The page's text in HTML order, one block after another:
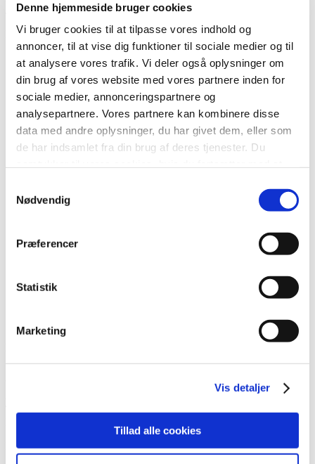
Denne hjemmeside bruger cookies
Vi bruger cookies til at tilpasse vores indhold og
annoncer, til at vise dig funktioner til sociale medier og til
at analysere vores trafik. Vi deler også oplysninger om
din brug af vores website med vores partnere inden for
sociale medier, annonceringspartnere og
analysepartnere. Vores partnere kan kombinere disse
data med andre oplysninger, du har givet dem, eller som
de har indsamlet fra din brug af deres tjenester. Du
Nødvendig
Præferencer
Statistik
Marketing
Vis detaljer
Tillad alle cookies
Jeg glæder mig til at kæmpe et brag af en valgkamp med jer.
Kandidater
Matilde Dueholm
George Hinge
Lone Sandholdt Jacobsen
Jesper Kjeldsen
Maja Wolff Albrechtsen
Erhan Kilic
Eva Borchorst Mejnertz
Berit Rousing
Abdirashid Sheikh Mohamud
Anette Poulsen
Steffen Wich
Kristian Sommer
Tayo Lill Andreasen
Michael Krogh Hansen
Tlf.: 86 12 18 09
Partikontor